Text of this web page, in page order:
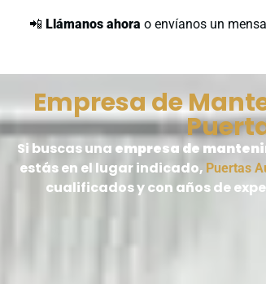
📲 Llámanos ahora o envíanos un
Empresa de
Si buscas una empresa de
estás en el lugar indicado, Puertas
cualificados y con años de